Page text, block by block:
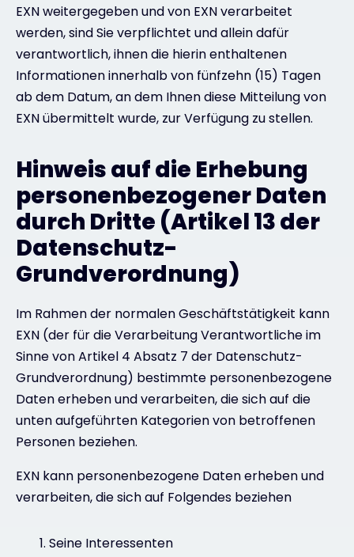
EXN weitergegeben und von EXN verarbeitet
werden, sind Sie verpflichtet und allein dafür
verantwortlich, ihnen die hierin enthaltenen
Informationen innerhalb von fünfzehn (15) Tagen
ab dem Datum, an dem Ihnen diese Mitteilung von
EXN übermittelt wurde, zur Verfügung zu stellen.
Hinweis auf die Erhebung
personenbezogener Daten
durch Dritte (Artikel 13 der
Datenschutz-
Grundverordnung)
Im Rahmen der normalen Geschäftstätigkeit kann
EXN (der für die Verarbeitung Verantwortliche im
Sinne von Artikel 4 Absatz 7 der Datenschutz-
Grundverordnung) bestimmte personenbezogene
Daten erheben und verarbeiten, die sich auf die
unten aufgeführten Kategorien von betroffenen
Personen beziehen.
EXN kann personenbezogene Daten erheben und
verarbeiten, die sich auf Folgendes beziehen
Seine Interessenten